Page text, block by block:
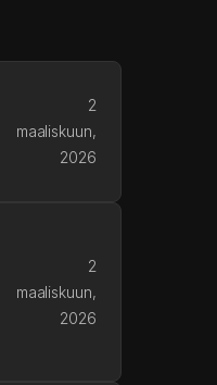
2
maaliskuun,
2026
2
maaliskuun,
2026